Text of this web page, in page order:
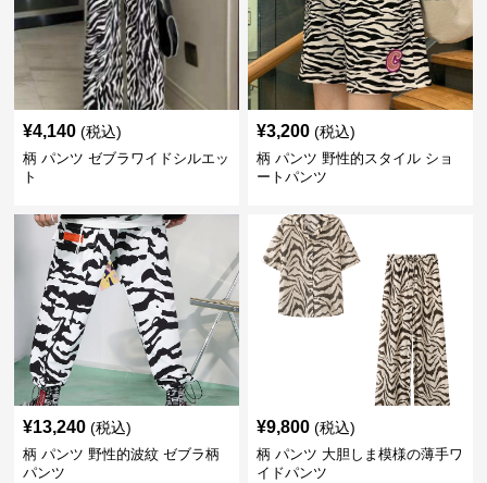
¥4,140 (税込)
柄 パンツ ゼブラワイドシルエッ
ト
¥3,200 (税込)
柄 パンツ 野性的スタイル ショ
ートパンツ
¥13,240 (税込)
柄 パンツ 野性的波紋 ゼブラ柄
パンツ
¥9,800 (税込)
柄 パンツ 大胆しま模様の薄手ワ
イドパンツ